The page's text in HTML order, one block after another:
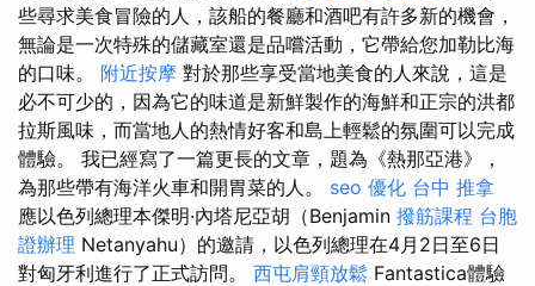
些尋求美食冒險的人，該船的餐廳和酒吧有許多新的機會，
無論是一次特殊的儲藏室還是品嚐活動，它帶給您加勒比海
的口味。 附近按摩 對於那些享受當地美食的人來說，這是
必不可少的，因為它的味道是新鮮製作的海鮮和正宗的洪都
拉斯風味，而當地人的熱情好客和島上輕鬆的氛圍可以完成
體驗。 我已經寫了一篇更長的文章，題為《熱那亞港》，
為那些帶有海洋火車和開胃菜的人。 seo 優化 台中 推拿
應以色列總理本傑明·內塔尼亞胡（Benjamin 撥筋課程 台胞
證辦理 Netanyahu）的邀請，以色列總理在4月2日至6日
對匈牙利進行了正式訪問。 西屯肩頸放鬆 Fantastica體驗